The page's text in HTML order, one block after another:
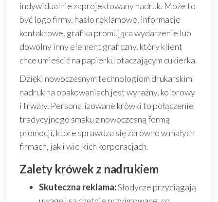
indywidualnie zaprojektowany nadruk. Może to
być logo firmy, hasło reklamowe, informacje
kontaktowe, grafika promująca wydarzenie lub
dowolny inny element graficzny, który klient
chce umieścić na papierku otaczającym cukierka.
Dzięki nowoczesnym technologiom drukarskim
nadruk na opakowaniach jest wyraźny, kolorowy
i trwały. Personalizowane krówki to połączenie
tradycyjnego smaku z nowoczesną formą
promocji, które sprawdza się zarówno w małych
firmach, jak i wielkich korporacjach.
Zalety krówek z nadrukiem
Skuteczna reklama:Słodycze przyciągają